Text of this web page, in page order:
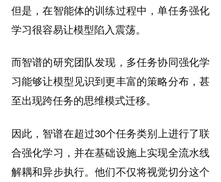
但是，在智能体的训练过程中，单任务强化
学习很容易让模型陷入震荡。
而智谱的研究团队发现，多任务协同强化学
习能够让模型见识到更丰富的策略分布，甚
至出现跨任务的思维模式迁移。
因此，智谱在超过30个任务类别上进行了联
合强化学习，并在基础设施上实现全流水线
解耦和异步执行。他们不仅将视觉切分这个